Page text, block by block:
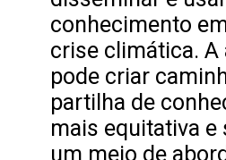
conhecimento
crise climática. A
pode criar
partilha de
mais equitativa e
um meio de